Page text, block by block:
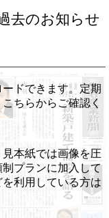
去のお知らせ
ドできます。定期
ちらからご確認く
本紙では画像を圧
プランに加入して
利用している方は